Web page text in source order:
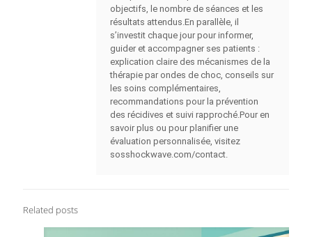
objectifs, le nombre de séances et les
résultats attendus.En parallèle, il
s’investit chaque jour pour informer,
guider et accompagner ses patients :
explication claire des mécanismes de la
thérapie par ondes de choc, conseils sur
les soins complémentaires,
recommandations pour la prévention
des récidives et suivi rapproché.Pour en
savoir plus ou pour planifier une
évaluation personnalisée, visitez
sosshockwave.com/contact.
Related posts